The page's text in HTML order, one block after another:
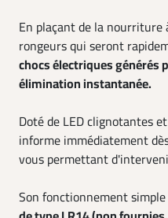
En plaçant de la
rongeurs qui seront
chocs électriques générés
élimination instantanée.
Doté de LED clignotantes
informe immédiatement
vous permettant
Son fonctionnement